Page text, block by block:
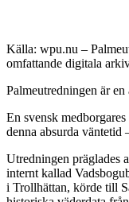
Källa: wpu.nu –
omfattande digitala
Palmeutredningen är
En svensk
denna absurda
Utredningen präglades
internt kallad
i Trollhättan, körde till